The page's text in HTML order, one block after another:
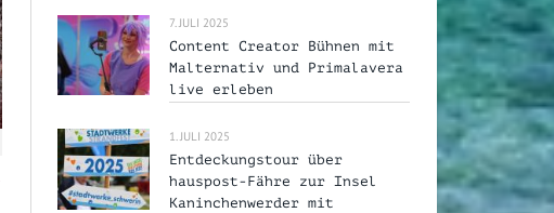
7. JULI 2025
Content Creator Bühnen mit
Malternativ und Primalavera
live erleben
1. JULI 2025
Entdeckungstour über
hauspost-Fähre zur Insel
Kaninchenwerder mit